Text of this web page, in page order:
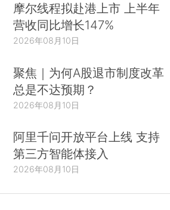
摩尔线程拟赴港上市 上半年
营收同比增长147%
2026年08月10日
聚焦｜为何A股退市制度改革
总是不达预期？
2026年08月10日
阿里千问开放平台上线 支持
第三方智能体接入
2026年08月10日